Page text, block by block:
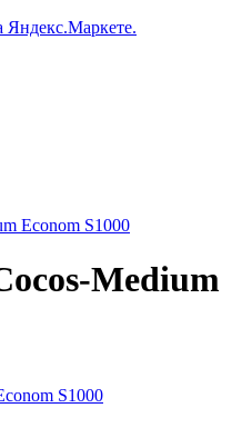
Econom S1000
Medium